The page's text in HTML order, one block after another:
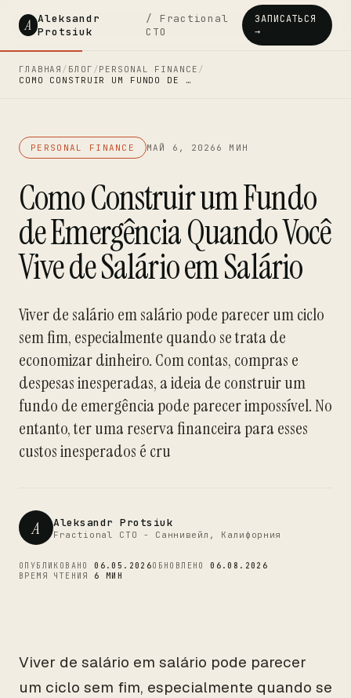
A Aleksandr
Protsiuk
/ Fractional
CTO
ЗАПИСАТЬСЯ
→
ГЛАВНАЯ / БЛОГ /PERSONAL FINANCE /
COMO CONSTRUIR UM FUNDO DE …
PERSONAL FINANCE МАЙ 6, 2026 6 МИН
Como Construir um Fundo
de Emergência Quando Você
Vive de Salário em Salário
Viver de salário em salário pode parecer um ciclo
sem fim, especialmente quando se trata de
economizar dinheiro. Com contas, compras e
despesas inesperadas, a ideia de construir um
fundo de emergência pode parecer impossível. No
entanto, ter uma reserva financeira para esses
custos inesperados é cru
A Aleksandr Protsiuk
Fractional CTO - Саннивейл, Калифорния
ОПУБЛИКОВАНО06.05.2026ОБНОВЛЕНО06.08.2026
ВРЕМЯ ЧТЕНИЯ 6 МИН
Viver de salário em salário pode parecer
um ciclo sem fim, especialmente quando se